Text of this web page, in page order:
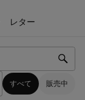
レター
すべて 販売中